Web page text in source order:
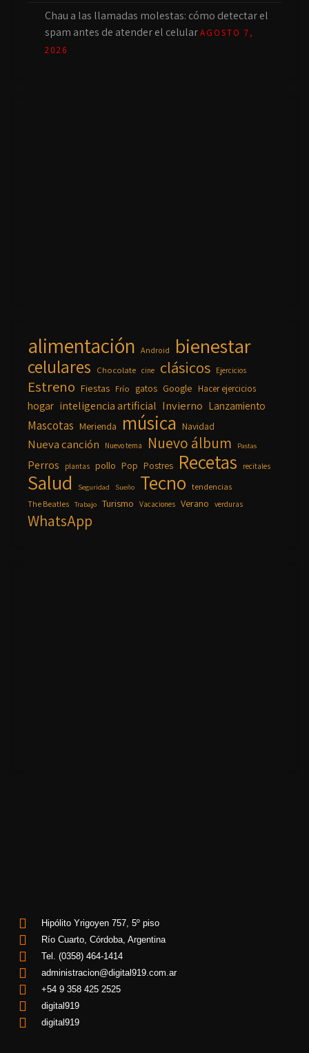
Chau a las llamadas molestas: cómo detectar el
spam antes de atender el celularAGOSTO 7,
2026
alimentación Android bienestar
celulares Chocolate cine clásicos Ejercicios
Estreno Fiestas Frío gatos Google Hacer ejercicios
hogar inteligencia artificial Invierno Lanzamiento
Mascotas Merienda música Navidad
Nueva canción Nuevo tema Nuevo álbum Pastas
Perros plantas pollo Pop Postres Recetas recitales
Salud Seguridad Sueño Tecno tendencias
The Beatles Trabajo Turismo Vacaciones Verano verduras
WhatsApp
Hipólito Yrigoyen 757, 5º piso
Río Cuarto, Córdoba, Argentina
Tel. (0358) 464-1414
administracion@digital919.com.ar
+54 9 358 425 2525
digital919
digital919